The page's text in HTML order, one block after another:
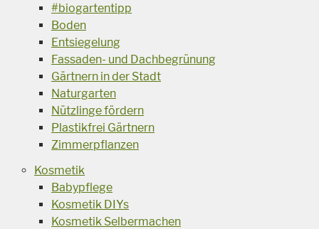
#biogartentipp
Boden
Entsiegelung
Fassaden- und Dachbegrünung
Gärtnern in der Stadt
Naturgarten
Nützlinge fördern
Plastikfrei Gärtnern
Zimmerpflanzen
Kosmetik
Babypflege
Kosmetik DIYs
Kosmetik Selbermachen